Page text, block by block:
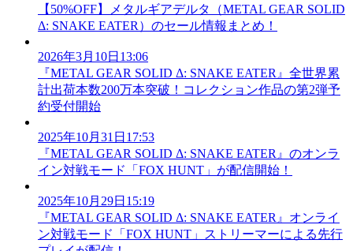
【50%OFF】メタルギアデルタ（METAL GEAR SOLID
Δ: SNAKE EATER）のセール情報まとめ！
2026年3月10日13:06
『METAL GEAR SOLID Δ: SNAKE EATER』全世界累
計出荷本数200万本突破！コレクション作品の第2弾予
約受付開始
2025年10月31日17:53
『METAL GEAR SOLID Δ: SNAKE EATER』のオンラ
イン対戦モード「FOX HUNT」が配信開始！
2025年10月29日15:19
『METAL GEAR SOLID Δ: SNAKE EATER』オンライ
ン対戦モード「FOX HUNT」ストリーマーによる先行